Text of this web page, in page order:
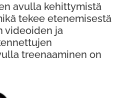
avulla kehittymistä
tekee etenemisestä
videoiden ja
treenaaminen on